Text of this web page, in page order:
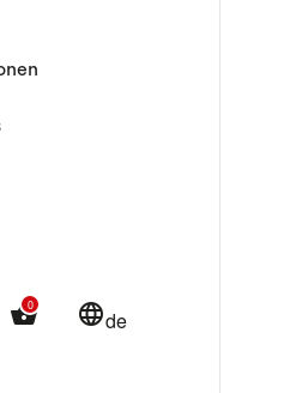
0
shopping_basket languagede